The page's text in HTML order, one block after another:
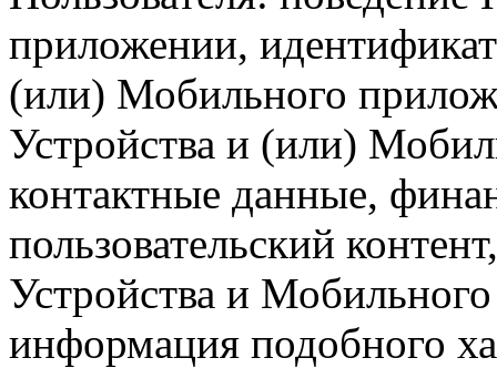
приложении,
(или) Мобильного
Устройства и (или)
контактные данные,
пользовательский
Устройства и
информация подобного